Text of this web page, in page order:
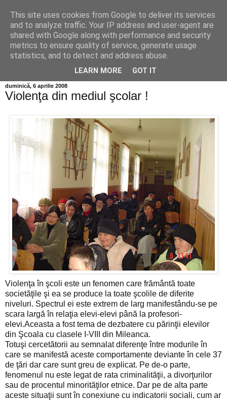
Info MILEANCA
BINE AȚI VENIT! *Jurnal online de informație și opinie; Joi
06 August, 2026
duminică, 6 aprilie 2008
Violenţa din mediul şcolar !
Violenţa în şcoli este un fenomen care frământă toate
societăţile şi ea se produce la toate şcolile de diferite
niveluri. Spectrul ei este extrem de larg manifestându-se pe
scara largă în relaţia elevi-elevi până la profesori-
elevi.Aceasta a fost tema de dezbatere cu părinţii elevilor
din Şcoala cu clasele I-VIII din Mileanca.
Totuşi cercetătorii au semnalat diferenţe între modurile în
care se manifestă aceste comportamente deviante în cele 37
de ţări dar care sunt greu de explicat. Pe de-o parte,
fenomenul nu este legat de rata criminalităţii, a divorţurilor
sau de procentul minorităţilor etnice. Dar pe de alta parte
aceste situaţii sunt în conexiune cu indicatorii sociali, cum ar
This site uses cookies from Google to deliver its services
and to analyze traffic. Your IP address and user-agent are
shared with Google along with performance and security
metrics to ensure quality of service, generate usage
statistics, and to detect and address abuse.
LEARN MORE GOT IT